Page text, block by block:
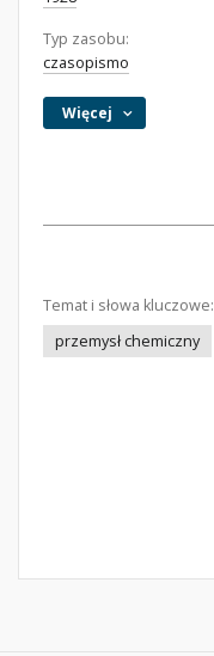
Typ zasobu:
czasopismo
Więcej
Temat i słowa kluczowe:
przemysł chemiczny